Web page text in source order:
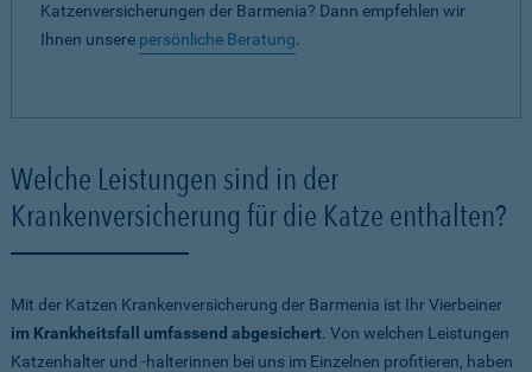
Katzenversicherungen der Barmenia? Dann empfehlen wir
Ihnen unsere persönliche Beratung.
Welche Leistungen sind in der
Krankenversicherung für die Katze enthalten?
Mit der Katzen Krankenversicherung der Barmenia ist Ihr Vierbeiner
im Krankheitsfall umfassend abgesichert. Von welchen Leistungen
Katzenhalter und -halterinnen bei uns im Einzelnen profitieren, haben